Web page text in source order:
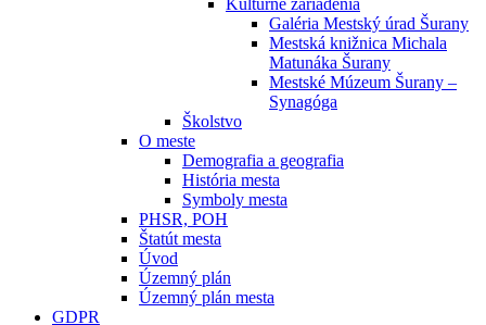
Galéria Mestský úrad Šurany
Mestská knižnica Michala
Matunáka Šurany
Mestské Múzeum Šurany –
Synagóga
Školstvo
O meste
Demografia a geografia
História mesta
Symboly mesta
PHSR, POH
Štatút mesta
Úvod
Územný plán
Územný plán mesta
GDPR